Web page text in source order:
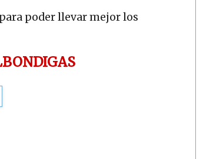
poder llevar mejor los